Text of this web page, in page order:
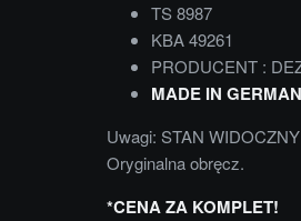
TS 8987
KBA 49261
PRODUCENT :
MADE IN
Uwagi: STAN
Oryginalna obręcz.
*CENA ZA KOMPLET!